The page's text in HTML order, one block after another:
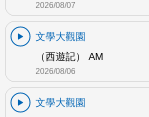
2026/08/07
文學大觀園
（西遊記） AM
2026/08/06
文學大觀園